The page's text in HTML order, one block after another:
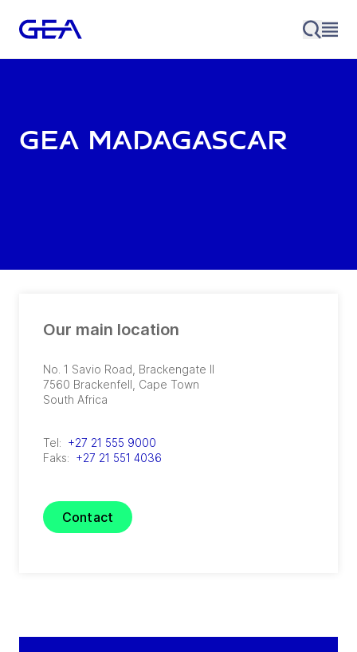
GEA Madagascar
Our main location
No. 1 Savio Road, Brackengate II
7560 Brackenfell, Cape Town
South Africa
Tel: +27 21 555 9000
Faks: +27 21 551 4036
Contact